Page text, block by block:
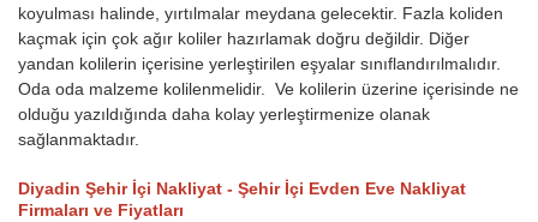
koyulması halinde, yırtılmalar meydana gelecektir. Fazla koliden
kaçmak için çok ağır koliler hazırlamak doğru değildir. Diğer
yandan kolilerin içerisine yerleştirilen eşyalar sınıflandırılmalıdır.
Oda oda malzeme kolilenmelidir. Ve kolilerin üzerine içerisinde ne
olduğu yazıldığında daha kolay yerleştirmenize olanak
sağlanmaktadır.
Diyadin Şehir İçi Nakliyat - Şehir İçi Evden Eve Nakliyat
Firmaları ve Fiyatları